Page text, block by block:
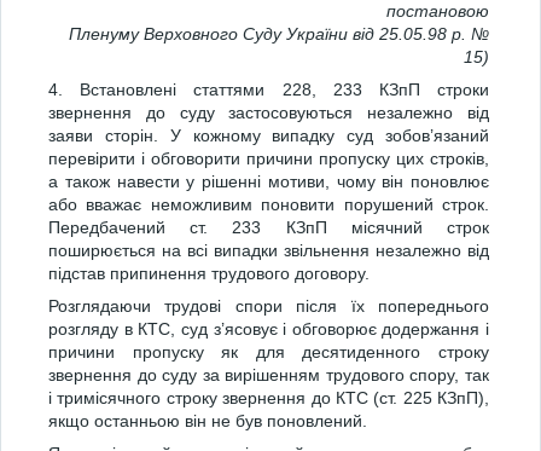
постановою
Пленуму Верховного Суду України від 25.05.98 р. №
15)
4. Встановлені статтями 228, 233 КЗпП строки
звернення до суду застосовуються незалежно від
заяви сторін. У кожному випадку суд зобов’язаний
перевірити і обговорити причини пропуску цих строків,
а також навести у рішенні мотиви, чому він поновлює
або вважає неможливим поновити порушений строк.
Передбачений ст. 233 КЗпП місячний строк
поширюється на всі випадки звільнення незалежно від
підстав припинення трудового договору.
Розглядаючи трудові спори після їх попереднього
розгляду в КТС, суд з’ясовує і обговорює додержання і
причини пропуску як для десятиденного строку
звернення до суду за вирішенням трудового спору, так
і тримісячного строку звернення до КТС (ст. 225 КЗпП),
якщо останньою він не був поновлений.